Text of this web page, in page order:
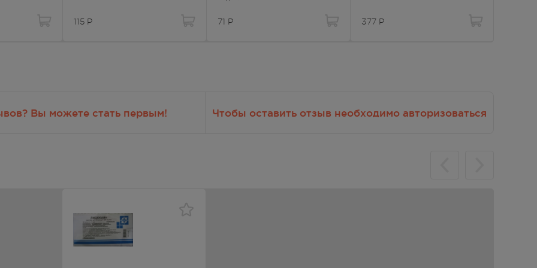
шок.
кома, паралич дыхательных мышц, блок моторный и
или снижение АД, брадикардия, при введении с
115 Р 71 Р 377 Р
Чтобы оставить отзыв необходимо авторизоваться
Вы можете стать первым!